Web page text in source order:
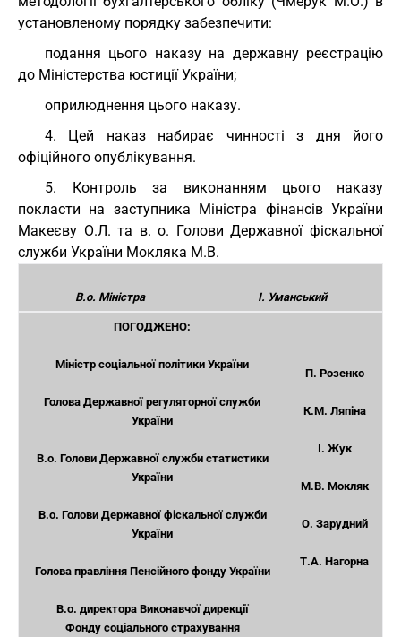
установленому порядку забезпечити:
подання цього наказу на державну реєстрацію
до Міністерства юстиції України;
оприлюднення цього наказу.
4. Цей наказ набирає чинності з дня його
офіційного опублікування.
5. Контроль за виконанням цього наказу
покласти на заступника Міністра фінансів України
Макеєву О.Л. та в. о. Голови Державної фіскальної
служби України Мокляка М.В.
В.о. Міністра І. Уманський
ПОГОДЖЕНО:
Міністр соціальної політики України
Голова Державної регуляторної служби
України
В.о. Голови Державної служби статистики
України
В.о. Голови Державної фіскальної служби
України
Голова правління Пенсійного фонду України
В.о. директора Виконавчої дирекції
Фонду соціального страхування
П. Розенко
К.М. Ляпіна
І. Жук
М.В. Мокляк
О. Зарудний
Т.А. Нагорна